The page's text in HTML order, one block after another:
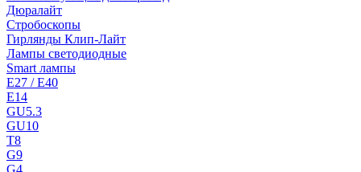
Дюралайт
Стробоскопы
Гирлянды Клип-Лайт
Лампы светодиодные
Smart лампы
E27 / E40
E14
GU5.3
GU10
T8
G9
G4